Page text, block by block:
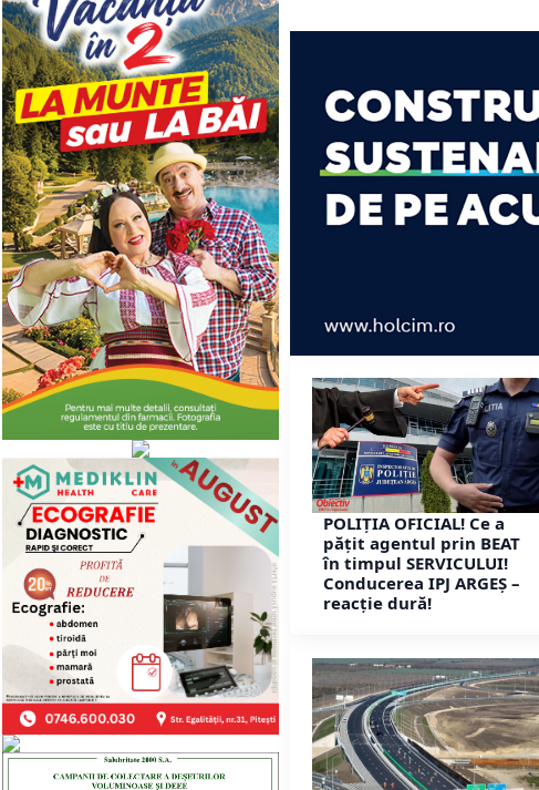
POLIȚIA OFICIAL! Ce a
pățit agentul prin BEAT
în timpul SERVICULUI!
Conducerea IPJ ARGEȘ –
reacție dură!